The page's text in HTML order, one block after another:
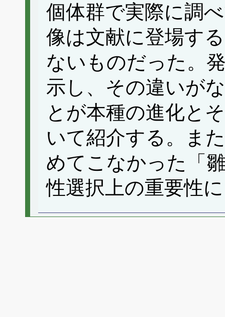
個体群で実際に調
像は文献に登場す
ないものだった。
示し、その違いが
とが本種の進化と
いて紹介する。ま
めてこなかった「
性選択上の重要性